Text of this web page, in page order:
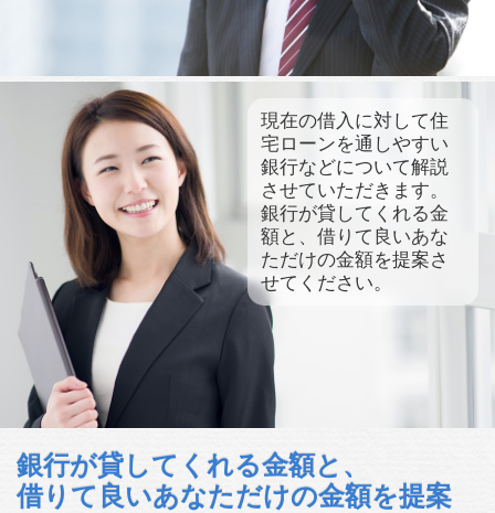
現在の借入に対して住
宅ローンを通しやすい
銀行などについて解説
させていただきます。
銀行が貸してくれる金
額と、借りて良いあな
ただけの金額を提案さ
せてください。
銀行が貸してくれる金額と、
借りて良いあなただけの金額を提案